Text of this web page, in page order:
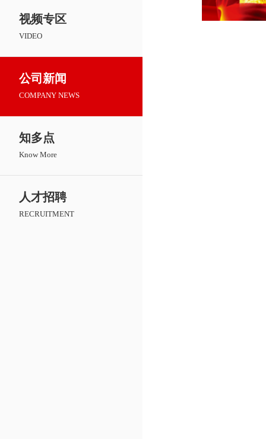
视频专区
VIDEO
公司新闻
COMPANY NEWS
知多点
Know More
人才招聘
RECRUITMENT